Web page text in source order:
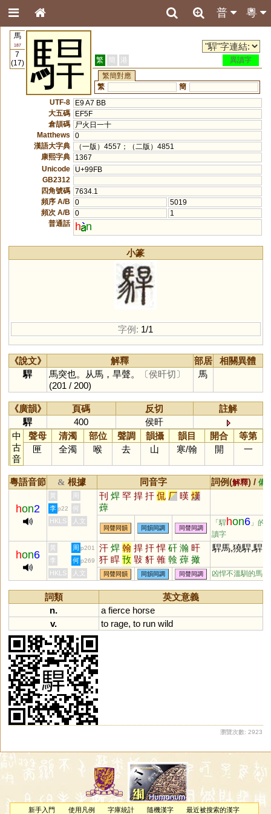
粵
普
馬
187
7
(17)
駻 繁 簡 港
異讀字
繁簡對應
繁
簡
UTF-8
E9 A7 BB
大五碼
EF5F
倉頡碼
尸火日一十
Matthews
0
漢語大字典
（一版）4557；（二版）4851
康熙字典
1367
Unicode
U+99FB
GB2312
四角號碼 7634.1
頻序 A/B
0
5019
頻次 A/B
0
1
普通話
h n
小篆
字例: 1/1
《說文》 解釋 部居
相關異體
駻
馬突也。从馬，旱聲。
〔侯旰切〕
(201 / 200)
馬
《廣韻》 頁碼 反切
註解
駻
400
侯旰
中
古
音
聲母 清濁 部位 聲調 韻攝 韻目 開合
等第
匣
全濁 喉 去 山 寒/翰 開 一
粵語音節 & 根據 同音字 詞例(解釋) / 備
hon2
黃 周 刊 焊 罕 捍 扞 侃 厂 暵 熯
蔊
李 p22
何
HKLS
人文
同聲同韻 同韻同調 同聲同調
「駻hon6 」的
讀字
hon6
黃 周 p201 汗 焊 翰 捍 扞 悍 矸 瀚 旰
犴 睅 攼 㪋 豻 雗 螒 蔊 撖
鳱 馯 閈 釬 鶾 涆 銲
駻馬,獟駻,駻突
李 何 p269
HKLS 人文 同聲同韻 同韻同調 同聲同調 凶悍不溫馴的馬
詞類
英文意義
n.
a fierce horse
v.
to rage, to run wild
瀏覽次數: 2923
新手入門 使用凡例 字庫統計 隨機漢字 最近被搜索的漢字